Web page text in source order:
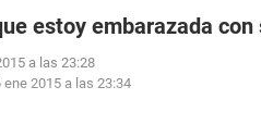
estoy embarazada
a las 23:28
ene 2015 a las 23:34